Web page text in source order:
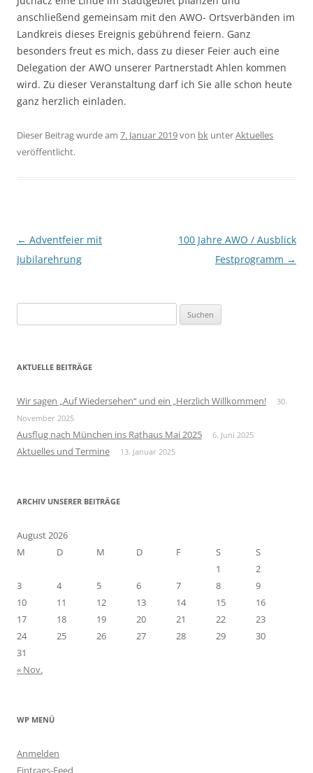
anschließend gemeinsam mit den AWO- Ortsverbänden im
Landkreis dieses Ereignis gebührend feiern. Ganz
besonders freut es mich, dass zu dieser Feier auch eine
Delegation der AWO unserer Partnerstadt Ahlen kommen
wird. Zu dieser Veranstaltung darf ich Sie alle schon heute
ganz herzlich einladen.
Dieser Beitrag wurde am 7. Januar 2019von bk unterAktuelles
veröffentlicht.
Beitragsnavigation
← Adventfeier mit
Jubilarehrung
100 Jahre AWO / Ausblick
Festprogramm →
u
h
n
a
c
AKTUELLE BEITRÄGE
Wir sagen „Auf Wiedersehen“ und ein „Herzlich Willkommen!
30.
November 2025
Ausflug nach München ins Rathaus Mai 2025 6. Juni 2025
Aktuelles und Termine 13. Januar 2025
ARCHIV UNSERER BEITRÄGE
August 2026
M
D M D F S
S
1
2
3
4 5 6 7 8
9
10
11 12 13 14 15
16
17
18 19 20 21 22
23
24
25 26 27 28 29
30
31
« Nov.
WP MENÜ
Anmelden